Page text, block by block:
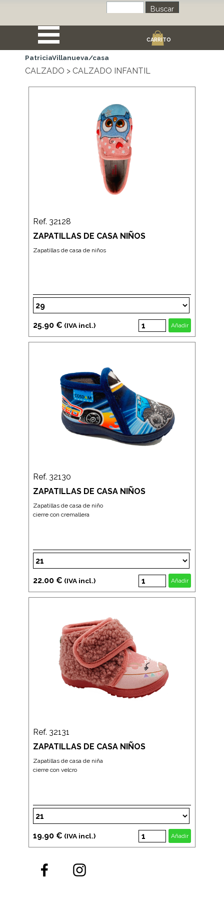
Buscar
CARRITO
PatriciaVillanueva/casa
CALZADO > CALZADO INFANTIL
Ref. 32128
ZAPATILLAS DE CASA NIÑOS
Zapatillas de casa de niños
25.90 € (IVA incl.) Añadir
Ref. 32130
ZAPATILLAS DE CASA NIÑOS
Zapatillas de casa de niño
cierre con cremallera
22.00 € (IVA incl.) Añadir
Ref. 32131
ZAPATILLAS DE CASA NIÑOS
Zapatillas de casa de niña
cierre con velcro
19.90 € (IVA incl.) Añadir